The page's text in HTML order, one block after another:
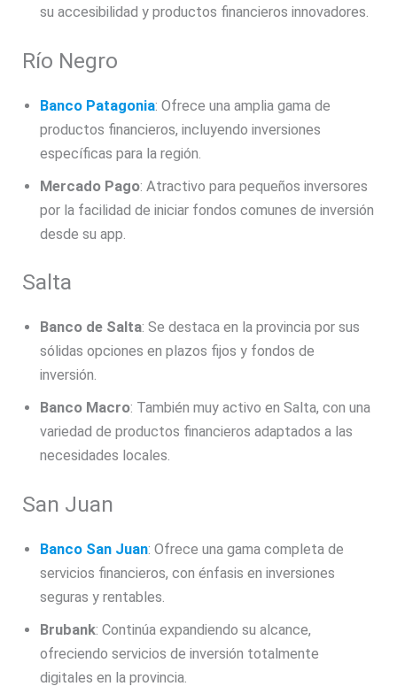
su accesibilidad y productos financieros innovadores.
Río Negro
Banco Patagonia: Ofrece una amplia gama de
productos financieros, incluyendo inversiones
específicas para la región.
Mercado Pago: Atractivo para pequeños inversores
por la facilidad de iniciar fondos comunes de inversión
desde su app.
Salta
Banco de Salta: Se destaca en la provincia por sus
sólidas opciones en plazos fijos y fondos de
inversión.
Banco Macro: También muy activo en Salta, con una
variedad de productos financieros adaptados a las
necesidades locales.
San Juan
Banco San Juan: Ofrece una gama completa de
servicios financieros, con énfasis en inversiones
seguras y rentables.
Brubank: Continúa expandiendo su alcance,
ofreciendo servicios de inversión totalmente
digitales en la provincia.